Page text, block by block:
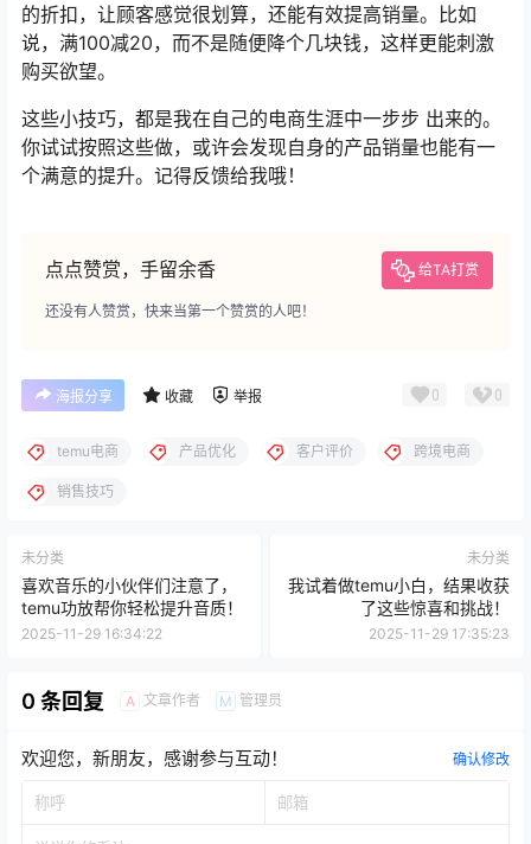
的折扣，让顾客感觉很划算，还能有效提高销量。比如
说，满100减20，而不是随便降个几块钱，这样更能刺激
购买欲望。
这些小技巧，都是我在自己的电商生涯中一步步 出来的。
你试试按照这些做，或许会发现自身的产品销量也能有一
个满意的提升。记得反馈给我哦！
点点赞赏，手留余香 给TA打赏
还没有人赞赏，快来当第一个赞赏的人吧！
海报分享 收藏 举报 0 0
temu电商 产品优化 客户评价 跨境电商
销售技巧
未分类
喜欢音乐的小伙伴们注意了，
temu功放帮你轻松提升音质！
2025-11-29 16:34:22
未分类
我试着做temu小白，结果收获
了这些惊喜和挑战！
2025-11-29 17:35:23
0 条回复 A 文章作者 M 管理员
欢迎您，新朋友，感谢参与互动！ 确认修改